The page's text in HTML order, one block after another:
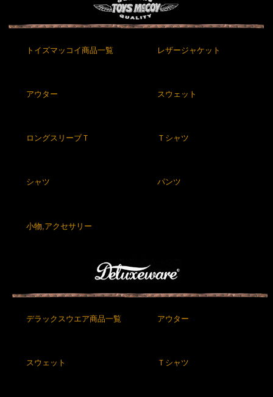
トイズマッコイ商品一覧 レザージャケット
アウター スウェット
ロングスリーブＴ Ｔシャツ
シャツ パンツ
小物,アクセサリー
デラックスウエア商品一覧 アウター
スウェット Ｔシャツ